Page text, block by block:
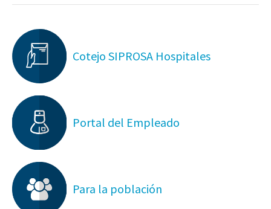
Cotejo SIPROSA Hospitales
Portal del Empleado
Para la población